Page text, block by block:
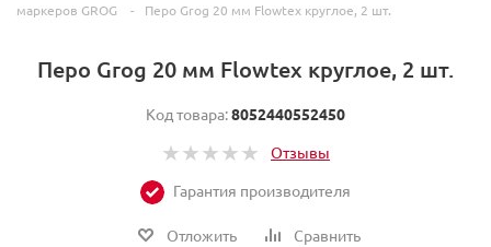
маркеров GROG
- Перо Grog 20 мм Flowtex круглое, 2 шт.
Перо Grog 20 мм Flowtex круглое, 2 шт.
Код товара:8052440552450
Отзывы
Гарантия производителя
Отложить Сравнить